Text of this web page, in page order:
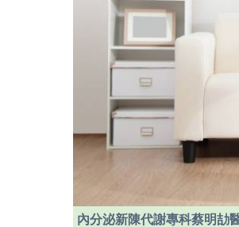
內分泌新陳代謝專科蔡明劼